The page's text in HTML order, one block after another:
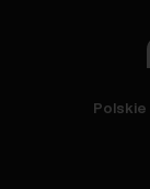
Polskie